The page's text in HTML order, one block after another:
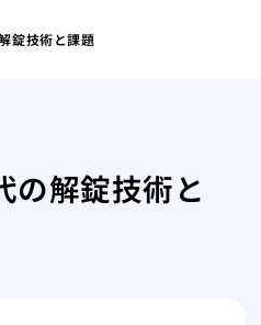
錠技術と課題
の解錠技術と